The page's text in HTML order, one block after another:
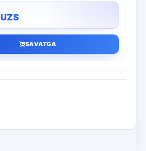
UZS
SAVATGA